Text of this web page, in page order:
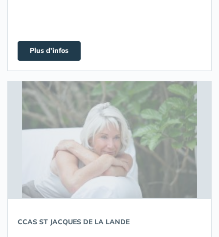
Plus d'infos
CCAS ST JACQUES DE LA LANDE